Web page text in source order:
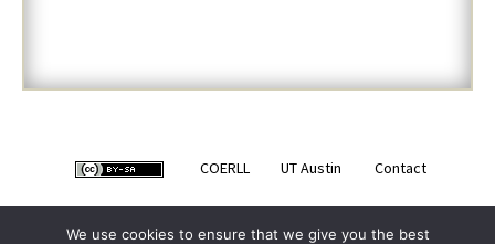
COERLL UT Austin Contact
We use cookies to ensure that we give you the best